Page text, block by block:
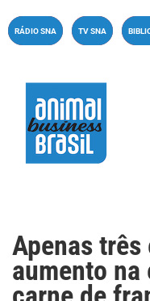
paraRÁDIO SNA TV SNA
Apenas
aumento